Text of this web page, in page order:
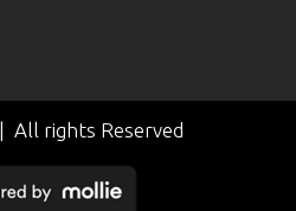
All rights Reserved